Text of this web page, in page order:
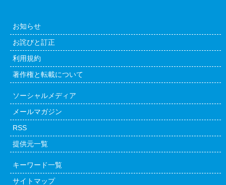
お知らせ
お詫びと訂正
利用規約
著作権と転載について
ソーシャルメディア
メールマガジン
RSS
提供元一覧
キーワード一覧
サイトマップ